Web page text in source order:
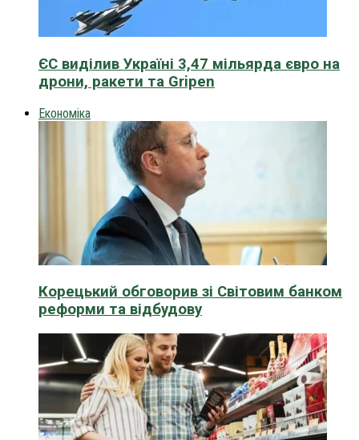
ЄС виділив Україні 3,47 мільярда євро на
дрони, ракети та Gripen
Економіка
Корецький обговорив зі Світовим банком
реформи та відбудову